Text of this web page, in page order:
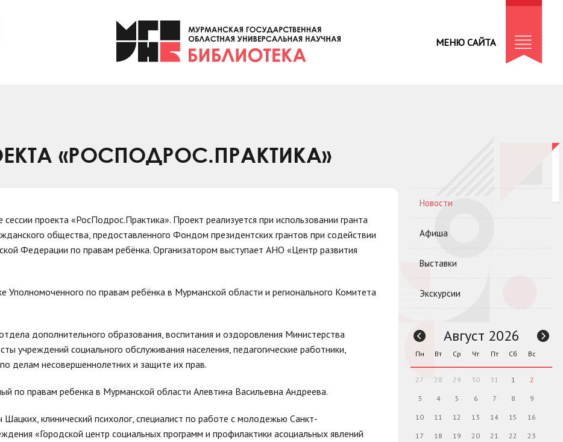
МЕНЮ САЙТА
«РОСПОДРОС.ПРАКТИКА»
проекта «РосПодрос.Практика». Проект реализуется при использовании гранта
общества, предоставленного Фондом президентских грантов при содействии
Федерации по правам ребёнка. Организатором выступает АНО «Центр развития
Уполномоченного по правам ребёнка в Мурманской области и регионального Комитета
дополнительного образования, воспитания и оздоровления Министерства
учреждений социального обслуживания населения, педагогические работники,
делам несовершеннолетних и защите их прав.
по правам ребенка в Мурманской области Алевтина Васильевна Андреева.
клинический психолог, специалист по работе с молодежью Санкт-
«Городской центр социальных программ и профилактики асоциальных явлений
Новости
Афиша
Выставки
Экскурсии
Август 2026
Пн Вт Ср Чт Пт Сб Вс
27 28 29 30 31 1 2
3 4 5 6 7 8 9
10 11 12 13 14 15 16
17 18 19 20 21 22 23